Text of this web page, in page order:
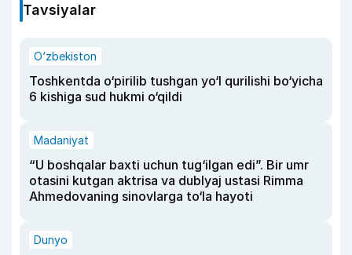
Tavsiyalar
O‘zbekiston
Toshkentda o‘pirilib tushgan yo‘l qurilishi bo‘yicha
6 kishiga sud hukmi o‘qildi
Madaniyat
“U boshqalar baxti uchun tug‘ilgan edi”. Bir umr
otasini kutgan aktrisa va dublyaj ustasi Rimma
Ahmedovaning sinovlarga to‘la hayoti
Dunyo